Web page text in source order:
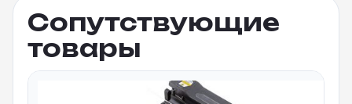
Сопутствующие
товары